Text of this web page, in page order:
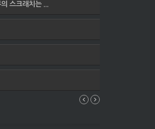
스크래치는 ...